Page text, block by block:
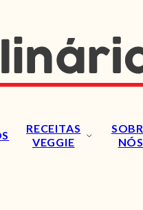
RECEITAS
VEGGIE
NÓS